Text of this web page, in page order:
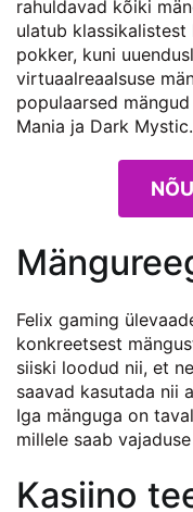
rahuldavad kõiki
ulatub klassikalistest
pokker, kuni
virtuaalreaalsuse
populaarsed
Mania ja Dark Mystic.
Felix gaming
konkreetsest
siiski loodud nii, et
saavad kasutada nii
Iga mänguga on
millele saab
Kasiino